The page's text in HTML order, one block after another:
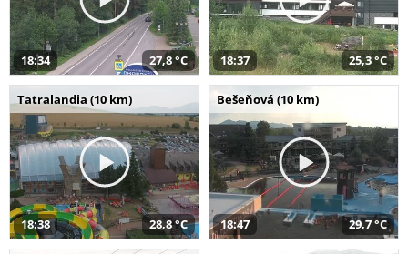
18:34 27,8 °C 18:37 25,3 °C
Tatralandia (10 km)
18:38 28,8 °C
Bešeňová (10 km)
18:47 29,7 °C